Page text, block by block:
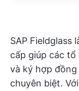
SAP Fieldglass
cấp giúp các
và ký hợp
chuyên biệt.